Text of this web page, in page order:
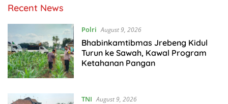
kejarberita.com
Recent News
Polri August 9, 2026
Bhabinkamtibmas Jrebeng Kidul
Turun ke Sawah, Kawal Program
Ketahanan Pangan
TNI August 9, 2026